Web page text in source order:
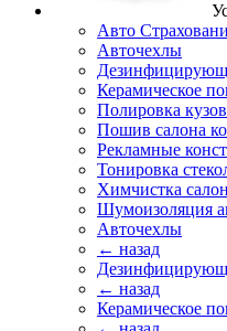
Авто
Авточехлы
Керамическое
Полировка
Пошив салона
Рекламные
Тонировка
Химчистка
Шумоизоляция
Авточехлы
← назад
← назад
Керамическое